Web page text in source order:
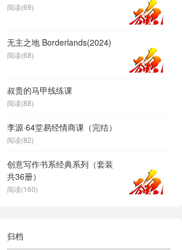
阅读(69)
无主之地 Borderlands(2024)
阅读(68)
叔贵的马甲线练课
阅读(88)
李源·64堂易经情商课（完结）
阅读(82)
创意写作书系经典系列（套装
共36册）
阅读(160)
归档